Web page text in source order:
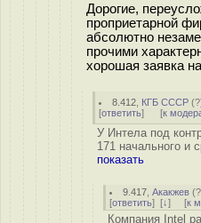
Дорогие,
проприетарной
абсолютно
прочими
хорошая заявка
8.412 КГБ СССР (?
[ответить] [к
У Интела под
171 начального и
показать
9.417 ,Акакжев (?
[ответить] [↓] [к
Компания Intel